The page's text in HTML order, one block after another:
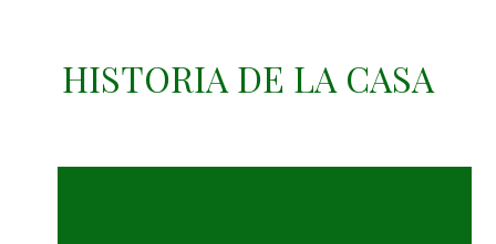
HISTORIA DE LA CASA